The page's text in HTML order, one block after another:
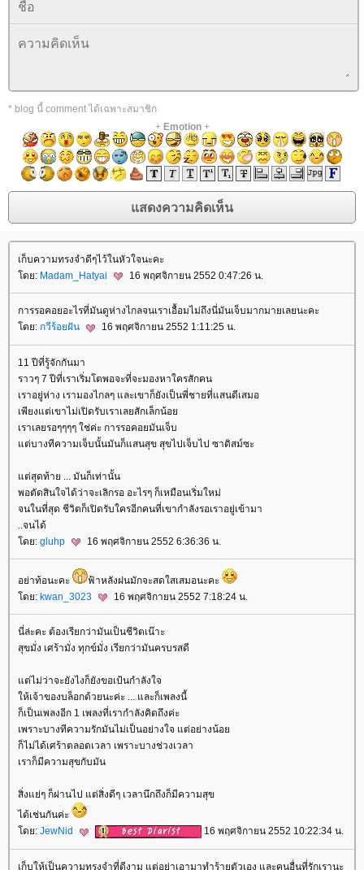
* blog นี้ comment ได้เฉพาะสมาชิก
+ Emotion+
เก็บความทรงจำดีๆไว้ในหัวใจนะคะ
ดย: Madam_Hatyai 16 พฤศจิกายน 2552 0:47:26 น.
การรอคอยอะไรที่มันดูห่างไกลจนเราเอื้อมไม่ถึงนี่มันเจ็บมากมายเลยนะคะ
ดย: กวีร้อยฝัน 16 พฤศจิกายน 2552 1:11:25 น.
11 ปีที่รู้จักกันมา
ราวๆ 7 ปีที่เราเริ่มโตพอจะที่จะมองหาใครสักคน
เราอยู่ห่าง เรามองไกลๆ และเขาก็ยังเป็นพี่ชายที่แสนดีเสมอ
เพียงแต่เขาไม่เปิดรับเราเลยสักเล็กน้อ
เราเลยรอๆๆๆๆ ใช่ค่ะ การรอคอยมันเจ็บ
ต่บางทีความเจ็บนั้นมันก็แสนสุข สุขไปเจ็บไป ซาดิสม์ซะ
ต่สุดท้าย ... มันก็เท่านั้น
พอตัดสินใจได้ว่าจะเลิกรอ อะไรๆ ก็เหมือนเริ่มใหม่
จนในที่สุด ชีวิตก็เปิดรับใครอีกคนที่เขากำลังรอเราอยู่เข้ามา
..จนได้
ดย: gluhp 16 พฤศจิกายน 2552 6:36:36 น.
อย่าท้อนะคะ
ฟ้าหลังฝนมักจะสดใสเสมอนะคะ
ดย: kwan_3023 16 พฤศจิกายน 2552 7:18:24 น.
นี่ล่ะคะ ต้องเรียกว่ามันเป็นชีวิตเน๊าะ
สุขมั่ง เศร้ามั่ง ทุกข์มั่ง เรียกว่ามันครบรสดี
ต่ไม่ว่าจะยังไงก็ยังขอเป้นกำลังใจ
ห้เจ้าของบล็อกด้วยนะค่ะ ... และก็เพลงนี้
ก็เป็นเพลงอีก 1 เพลงที่เรากำลังคิดถึงค่ะ
เพราะบางทีความรักมันไม่เป็นอย่างใจ แต่อย่างน้อ
ก็ไม่ได้เศร้าตลอดเวลา เพราะบางช่วงเวลา
เราก็มีความสุขกับมัน
สิ่งแย่ๆ ก็ผ่านไป แต่สิ่งดีๆ เวลานึกถึงก็มีความสุข
ได้เช่นกันค่ะ
ดย: JewNid 16 พฤศจิกายน 2552 10:22:34 น.
เก็บให้เป็นความทรงจำที่ดีงาม แต่อย่าเอามาทำร้ายตัวเอง และคนอื่นที่รักเรานะ